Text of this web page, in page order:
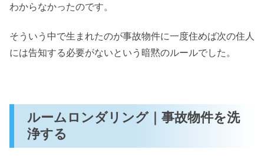
わからなかったのです。
そういう中で生まれたのが事故物件に一度住めば次の住人
には告知する必要がないという暗黙のルールでした。
ルームロンダリング｜事故物件を洗
浄する